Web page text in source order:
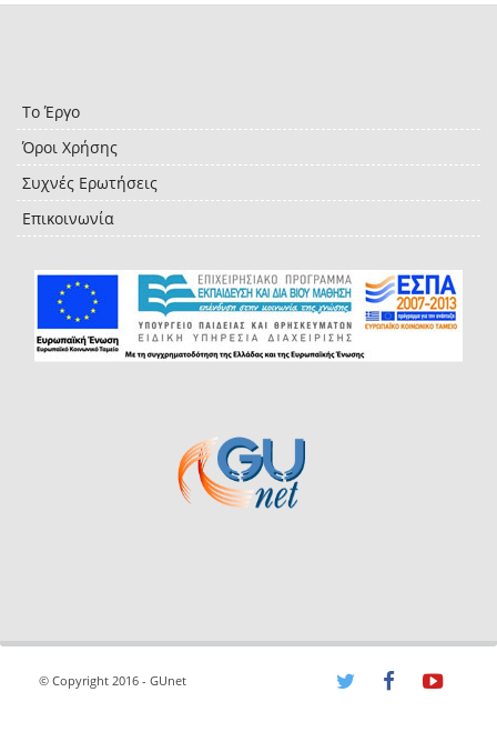
Το Έργο
Όροι Χρήσης
Συχνές Ερωτήσεις
Επικοινωνία
© Copyright 2016 - GUnet